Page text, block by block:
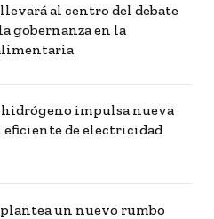
llevará al centro del debate
gobernanza en la
impulsa nueva
de electricidad
plantea un nuevo rumbo